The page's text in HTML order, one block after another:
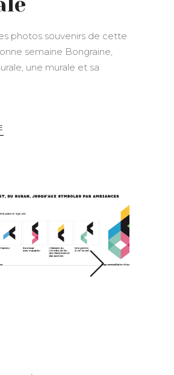
photos souvenirs de cette
semaine Bongraine,
une murale et sa